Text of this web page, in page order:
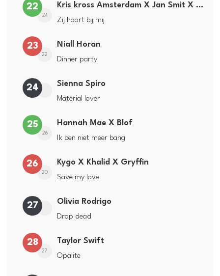
22
24
Kris kross Amsterdam X Jan Smit X Frans Bauer
Zij hoort bij mij
23
22
Niall Horan
Dinner party
24 Sienna Spiro
Material lover
25
26
Hannah Mae X Blof
Ik ben niet meer bang
26
20
Kygo X Khalid X Gryffin
Save my love
27 Olivia Rodrigo
Drop dead
28
27
Taylor Swift
Opalite